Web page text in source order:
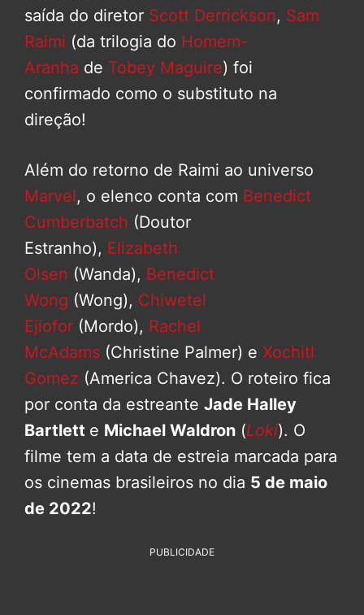
saída do diretor Scott Derrickson, Sam
Raimi (da trilogia do Homem-
Aranha de Tobey Maguire) foi
confirmado como o substituto na
direção!
Além do retorno de Raimi ao universo
Marvel, o elenco conta com Benedict
Cumberbatch (Doutor
Estranho), Elizabeth
Olsen (Wanda), Benedict
Wong (Wong), Chiwetel
Ejiofor (Mordo), Rachel
McAdams (Christine Palmer) e Xochitl
Gomez (America Chavez). O roteiro fica
por conta da estreante Jade Halley
Bartlett e Michael Waldron (Loki). O
filme tem a data de estreia marcada para
os cinemas brasileiros no dia 5 de maio
de 2022!
PUBLICIDADE